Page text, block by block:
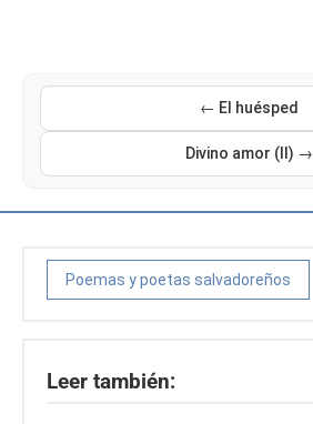
← El huésped
Divino amor (II) →
Poemas y poetas salvadoreños
Leer también: